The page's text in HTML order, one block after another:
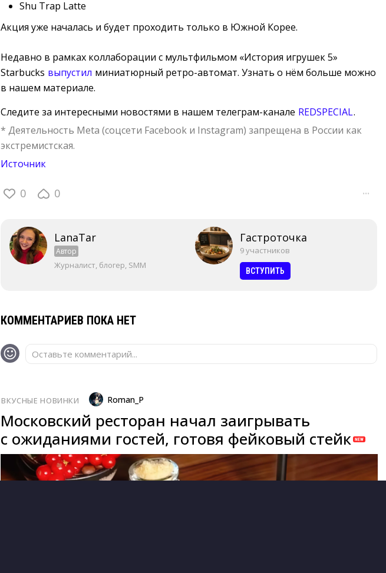
Shu Trap Latte
Акция уже началась и будет проходить только в Южной Корее.
Недавно в рамках коллаборации с мультфильмом «История игрушек 5»
Starbucks выпустил миниатюрный ретро-автомат. Узнать о нём больше можно
в нашем материале.
Следите за интересными новостями в нашем телеграм-канале REDSPECIAL.
* Деятельность Meta (соцсети Facebook и Instagram) запрещена в России как
экстремистская.
Источник
0 0 ···
LanaTar
Автор
Журналист, блогер, SMM
Гастроточка
9 участников
ВСТУПИТЬ
КОММЕНТАРИЕВ ПОКА НЕТ
Оставьте комментарий...
ВКУСНЫЕ НОВИНКИ Roman_P
Московский ресторан начал заигрывать
с ожиданиями гостей, готовя фейковый стейк